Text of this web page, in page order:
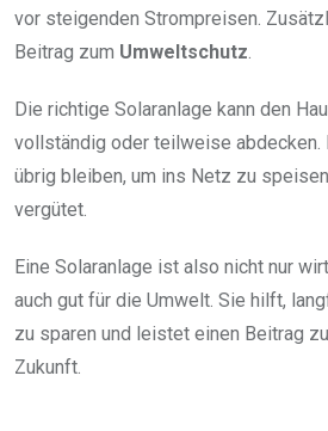
vor steigenden Strompreisen.
Beitrag zum Umweltschutz.
Die richtige Solaranlage kann den
vollständig oder teilweise abdecken.
übrig bleiben, um ins Netz zu
vergütet.
Eine Solaranlage ist also nicht nur
auch gut für die Umwelt. Sie hilft,
zu sparen und leistet einen Beitrag
Zukunft.